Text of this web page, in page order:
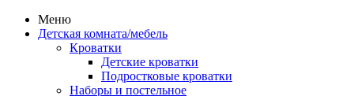
Меню
Детская комната/мебель
Кроватки
Детские кроватки
Подростковые кроватки
Наборы и постельное